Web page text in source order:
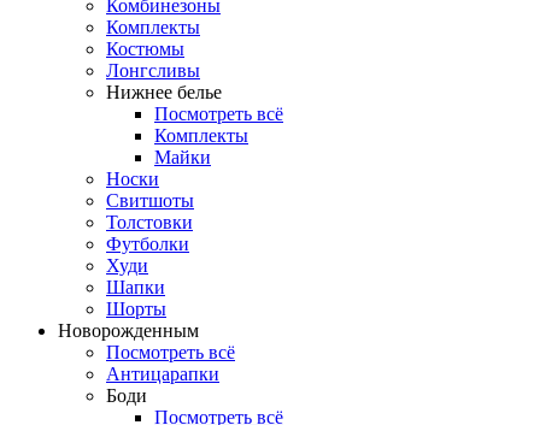
Комбинезоны
Комплекты
Костюмы
Лонгсливы
Нижнее белье
Посмотреть всё
Комплекты
Майки
Носки
Свитшоты
Толстовки
Футболки
Худи
Шапки
Шорты
Новорожденным
Посмотреть всё
Антицарапки
Боди
Посмотреть всё